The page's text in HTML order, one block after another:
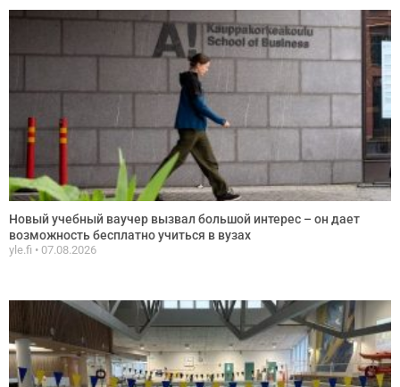
Новый учебный ваучер вызвал большой интерес – он дает
возможность бесплатно учиться в вузах
yle.fi 07.08.2026